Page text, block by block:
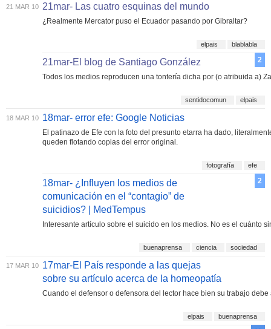
21 MAR 10 21mar- Las cuatro esquinas del mundo
¿Realmente Mercator puso el Ecuador pasando por Gibraltar?
elpais blablabla
21mar-El blog de Santiago González
2
Todos los medios reproducen una tontería dicha por (o atribuida a)
sentidocomun elpais
18 MAR 10 18mar- error efe: Google Noticias
El patinazo de Efe con la foto del presunto etarra ha dado,
queden flotando copias del error original.
fotografía efe
18mar- ¿Influyen los medios de
comunicación en el “contagio” de
suicidios? | MedTempus
2
Interesante artículo sobre el suicido en los medios. No es el cuánto
buenaprensa ciencia sociedad
17 MAR 10 17mar-El País responde a las quejas
sobre su artículo acerca de la homeopatía
Cuando el defensor o defensora del lector hace bien su trabajo
elpais buenaprensa